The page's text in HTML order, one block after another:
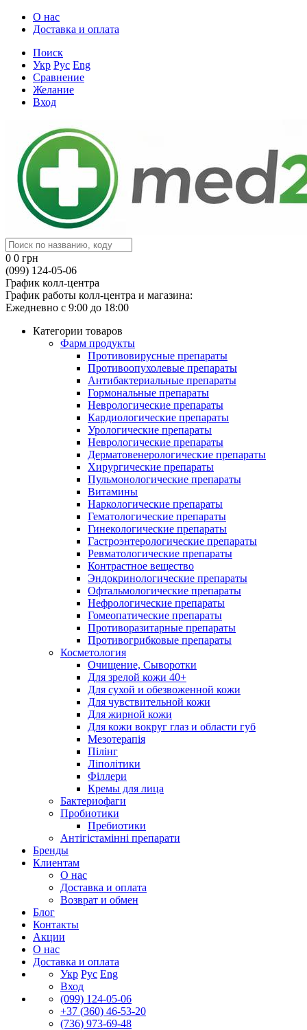
О нас
Доставка и оплата
Поиск
Укр Рус Eng
Сравнение
Желание
Вход
0 0 грн
(099) 124-05-06
График колл-центра
График работы колл-центра и магазина:
Ежедневно с 9:00 до 18:00
Категории товаров
Фарм продукты
Противовирусные препараты
Противоопухолевые препараты
Антибактериальные препараты
Гормональные препараты
Неврологические препараты
Кардиологические препараты
Урологические препараты
Неврологические препараты
Дерматовенерологические препараты
Хирургические препараты
Пульмонологические препараты
Витамины
Наркологические препараты
Гематологические препараты
Гинекологические препараты
Гастроэнтерологические препараты
Ревматологические препараты
Контрастное вещество
Эндокринологические препараты
Офтальмологические препараты
Нефрологические препараты
Гомеопатические препараты
Противоразитарные препараты
Противогрибковые препараты
Косметология
Очищение, Сыворотки
Для зрелой кожи 40+
Для сухой и обезвоженной кожи
Для чувствительной кожи
Для жирной кожи
Для кожи вокруг глаз и области губ
Мезотерапія
Пілінг
Ліполітики
Філлери
Кремы для лица
Бактериофаги
Пробиотики
Пребиотики
Антігістамінні препарати
Бренды
Клиентам
О нас
Доставка и оплата
Возврат и обмен
Блог
Контакты
Акции
О нас
Доставка и оплата
Укр Рус Eng
Вход
(099) 124-05-06
+37 (360) 46-53-20
(736) 973-69-48